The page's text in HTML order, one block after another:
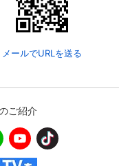
メールでURLを送る
ご紹介